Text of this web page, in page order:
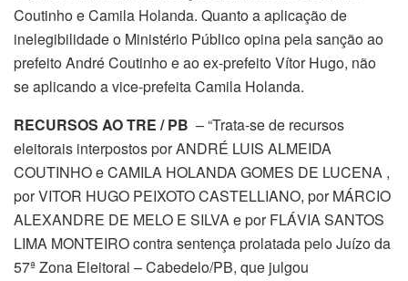
Coutinho e Camila Holanda. Quanto a aplicação de
inelegibilidade o Ministério Público opina pela sanção ao
prefeito André Coutinho e ao ex-prefeito Vítor Hugo, não
se aplicando a vice-prefeita Camila Holanda.
RECURSOS AO TRE / PB – “Trata-se de recursos
eleitorais interpostos por ANDRÉ LUIS ALMEIDA
COUTINHO e CAMILA HOLANDA GOMES DE LUCENA ,
por VITOR HUGO PEIXOTO CASTELLIANO, por MÁRCIO
ALEXANDRE DE MELO E SILVA e por FLÁVIA SANTOS
LIMA MONTEIRO contra sentença prolatada pelo Juízo da
57ª Zona Eleitoral – Cabedelo/PB, que julgou